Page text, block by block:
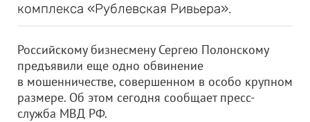
комплекса «Рублевская Ривьера».
Российскому бизнесмену Сергею Полонскому
предъявили еще одно обвинение
в мошенничестве, совершенном в особо крупном
размере. Об этом сегодня сообщает пресс-
служба МВД РФ.